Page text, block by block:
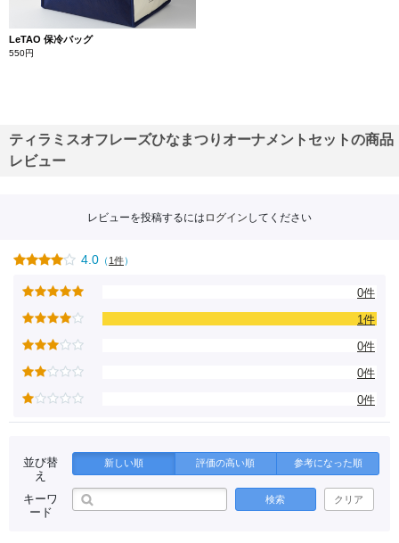
LeTAO 保冷バッグ
550円
ティラミスオフレーズひなまつりオーナメントセットの商品
レビュー
レビューを投稿するには ログイン してください
4.0 （1件）
0件
1件
0件
0件
0件
並び替
え
新しい順 評価の高い順 参考になった順
キーワ
ード
検索 クリア